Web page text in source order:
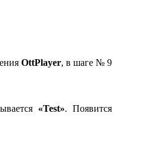
OttPlayer, в шаге № 9
«Test». Появится